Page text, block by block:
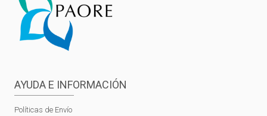
AYUDA E INFORMACIÓN
Políticas de Envío